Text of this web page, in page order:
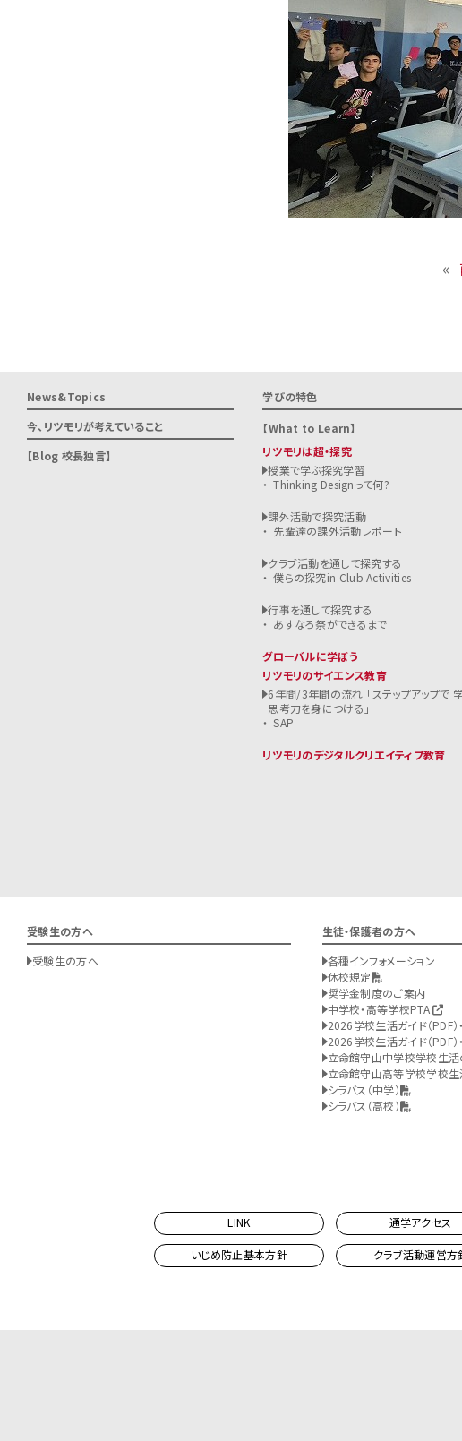
«
News&Topics
今、リツモリが考えていること
Blog 校長独言
学びの特色
What to Learn
リツモリは超・探究
授業で学ぶ探究学習
Thinking Designって何?
課外活動で探究活動
先輩達の課外活動レポート
クラブ活動を通して探究する
僕らの探究in Club Activities
行事を通して探究する
あすなろ祭ができるまで
グローバルに学ぼう
リツモリのサイエンス教育
6年間/3年間の流れ 「ステップアップで
思考力を身につける」
SAP
リツモリのデジタルクリエイティブ教育
受験生の方へ
受験生の方へ
生徒・保護者の方へ
各種インフォメーション
休校規定
奨学金制度のご案内
中学校・高等学校PTA
2026学校生活ガイド（PDF）
2026学校生活ガイド（PDF）
立命館守山中学校学校生活
立命館守山高等学校学校生
シラバス（中学）
シラバス（高校）
LINK 通学アクセス
いじめ防止基本方針 クラブ活動運営方